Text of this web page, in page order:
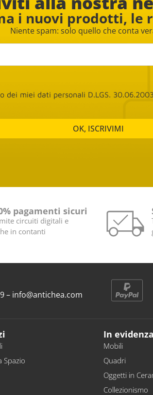
i nuovi prodotti, le
Niente spam: solo quello che conta
dei miei dati personali D.LGS.
OK, ISCRIVIMI
pagamenti sicuri
circuiti digitali e
in contanti
– info@antichea.com
Spazio
In evidenza
Mobili
Quadri
Oggetti in
Collezionismo